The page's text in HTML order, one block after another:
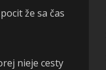
že sa čas
nieje cesty